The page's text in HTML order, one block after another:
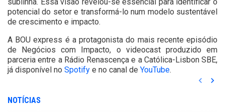
potencial do setor e transformá-lo num modelo sustentável
de crescimento e impacto.
A BOU express é a protagonista do mais recente episódio
de Negócios com Impacto, o videocast produzido em
parceria entre a Rádio Renascença e a Católica-Lisbon SBE,
já disponível no Spotify e no canal de YouTube.
keyboard_arrow_left keyboard_arrow_right
NOTÍCIAS